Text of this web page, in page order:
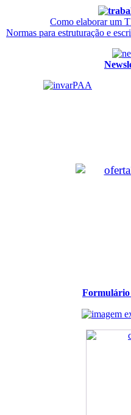
Como elaborar um
Normas para estruturação e
Formulário